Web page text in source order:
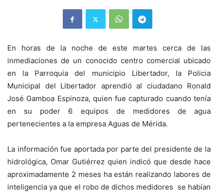
En horas de la noche de este martes cerca de las
inmediaciones de un conocido centro comercial ubicado
en la Parroquia del municipio Libertador, la Policia
Municipal del Libertador aprendió al ciudadano Ronald
José Gamboa Espinoza, quien fue capturado cuando tenía
en su poder 6 equipos de medidores de agua
pertenecientes a la empresa Aguas de Mérida.
La información fue aportada por parte del presidente de la
hidrológica, Omar Gutiérrez quien indicó que desde hace
aproximadamente 2 meses ha están realizando labores de
inteligencia ya que el robo de dichos medidores se habían